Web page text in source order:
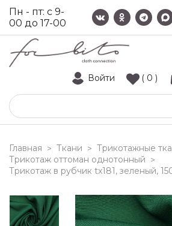
Пн - пт: с 9-
00 до 17-00
Войти ( 0 )
Главная > Ткани > Трикотажные
Трикотаж оттоман однотонный >
трикотаж в рубчик tx181, зеленый,